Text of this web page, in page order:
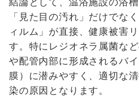
「見た目の汚れ」だけでな
ィルム」が直接、健康被害
す。特にレジオネラ属菌な
や配管内部に形成されるバ
膜）に潜みやすく、適切な
染の原因となります。